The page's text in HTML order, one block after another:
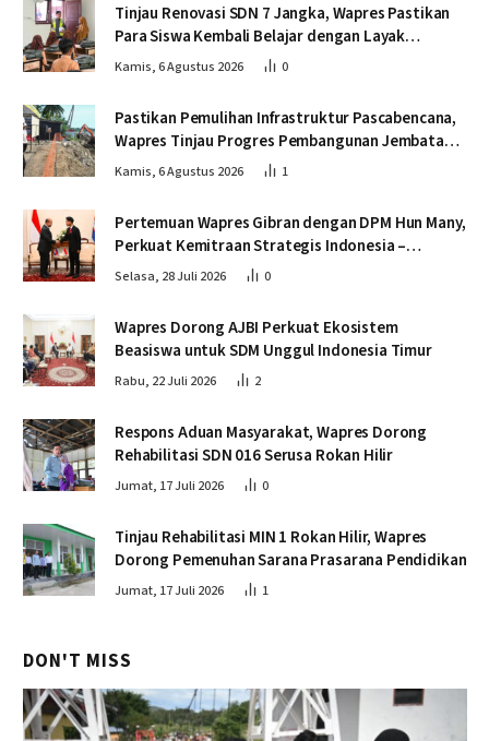
Tinjau Renovasi SDN 7 Jangka, Wapres Pastikan
Para Siswa Kembali Belajar dengan Layak
Pascabencana
Kamis, 6 Agustus 2026 0
Pastikan Pemulihan Infrastruktur Pascabencana,
Wapres Tinjau Progres Pembangunan Jembatan
Krueng Tingkeum Bireuen
Kamis, 6 Agustus 2026 1
Pertemuan Wapres Gibran dengan DPM Hun Many,
Perkuat Kemitraan Strategis Indonesia –
Kamboja
Selasa, 28 Juli 2026 0
Wapres Dorong AJBI Perkuat Ekosistem
Beasiswa untuk SDM Unggul Indonesia Timur
Rabu, 22 Juli 2026 2
Respons Aduan Masyarakat, Wapres Dorong
Rehabilitasi SDN 016 Serusa Rokan Hilir
Jumat, 17 Juli 2026 0
Tinjau Rehabilitasi MIN 1 Rokan Hilir, Wapres
Dorong Pemenuhan Sarana Prasarana Pendidikan
Jumat, 17 Juli 2026 1
DON'T MISS